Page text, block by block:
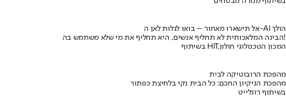
אל תישארו מאחור – בואו לגלות לאן ה-AI הולך
הבינה המלאכותית לא תחליף אנשים, היא תחליף את מי שלא משתמש בה!
בשיתוף HIT,המכון הטכנולוגי חולון
מהפכת הרובוטיקה לבית
מהפכת הניקיון החכם: כל הבית נקי בלחיצת כפתור
בשיתוף רונלייט